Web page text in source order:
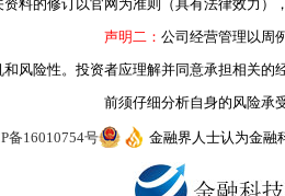
资料的修订以官网为准则（具有法律效力
声明二： 公司经营管理以周
风险性。投资者应理解并同意承担相关
前须仔细分析自身的风险承
备16010754号 金融界人士认为金